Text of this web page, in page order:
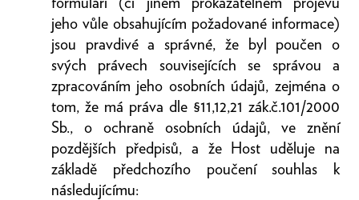
jeho vůle obsahujícím požadované informace)
jsou pravdivé a správné, že byl poučen o
svých právech souvisejících se správou a
zpracováním jeho osobních údajů, zejména o
tom, že má práva dle §11,12,21 zák.č.101/2000
Sb., o ochraně osobních údajů, ve znění
pozdějších předpisů, a že Host uděluje na
základě předchozího poučení souhlas k
následujícímu: